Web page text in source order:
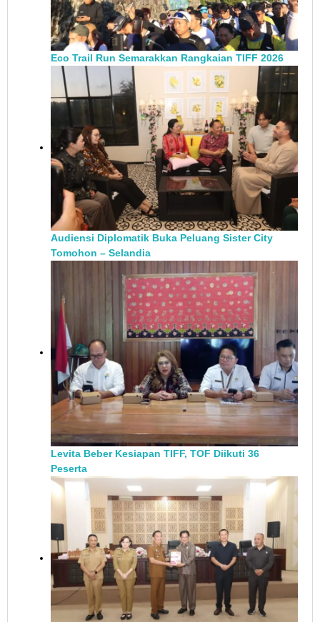
Eco Trail Run Semarakkan Rangkaian TIFF 2026
Audiensi Diplomatik Buka Peluang Sister City
Tomohon – Selandia
Levita Beber Kesiapan TIFF, TOF Diikuti 36
Peserta